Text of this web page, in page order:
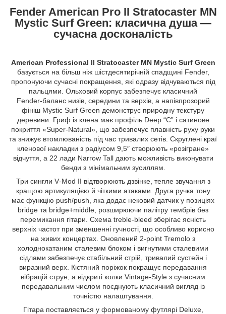
Fender American Pro II Stratocaster MN
Mystic Surf Green: класична душа —
сучасна досконалість
American Professional II Stratocaster MN Mystic Surf Green
базується на більш ніж шістдесятирічній спадщині Fender,
пропонуючи сучасні покращення, які одразу відчуваються під
пальцями. Ольховий корпус забезпечує класичний
Fender‑баланс низів, середини та верхів, а напівпрозорий
фініш Mystic Surf Green демонструє природну текстуру
деревини. Гриф із клена має профіль Deep “C” і сатинове
покриття «Super‑Natural», що забезпечує плавність руху руки
та знижує втомлюваність під час тривалих сетів. Скруглені краї
кленової накладки з радіусом 9,5″ створюють «розігране»
відчуття, а 22 лади Narrow Tall дають можливість виконувати
бенди з мінімальним зусиллям.
Три сингли V‑Mod II відтворюють дзвінке, тепле звучання з
кращою артикуляцією й чіткими атаками. Друга ручка тону
має функцію push/push, яка додає нековий датчик у позиціях
bridge та bridge+middle, розширюючи палітру тембрів без
перемикання гітари. Схема treble‑bleed зберігає ясність
верхніх частот при зменшенні гучності, що особливо корисно
на живих концертах. Оновлений 2‑point Tremolo з
холоднокатаним сталевим блоком і вигнутими сталевими
сідлами забезпечує стабільний стрій, тривалий сустейн і
виразний верх. Кістяний поріжок покращує передавання
вібрацій струн, а відкриті колки Vintage‑Style з сучасним
передавальним числом поєднують класичний вигляд із
точністю налаштування.
Гітара поставляється у формованому футлярі Deluxe,